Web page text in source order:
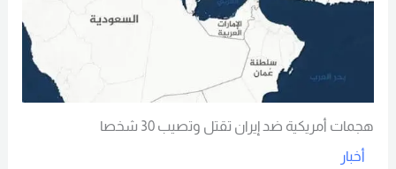
هجمات أمريكية ضد إيران تقتل وتصيب 30 شخصا
أخبار